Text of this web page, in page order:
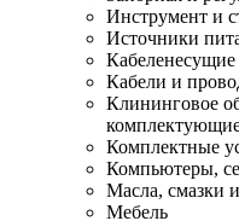
Инструмент и
Источники
Кабели и
Клининговое
Комплектные
Компьютеры,
Масла, смазки
Мебель